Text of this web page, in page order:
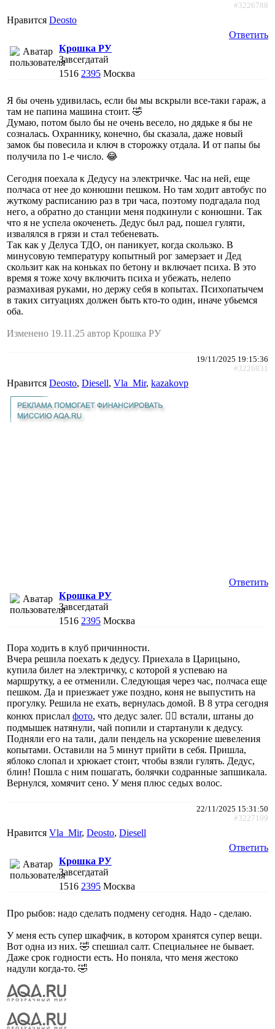
#3226788
Нравится Deosto
Ответить
Крошка РУ
Завсегдатай
1516 2395 Москва
Я бы очень удивилась, если бы мы вскрыли все-таки гараж, а
там не папина машина стоит. 🤣
Думаю, потом было бы не очень весело, но дядьке я бы не
созналась. Охраннику, конечно, бы сказала, даже новый
замок бы повесила и ключ в сторожку отдала. И от папы бы
получила по 1-е число. 😂
Сегодня поехала к Дедусу на электричке. Час на ней, еще
полчаса от нее до конюшни пешком. Но там ходит автобус по
жуткому расписанию раз в три часа, поэтому подгадала под
него, а обратно до станции меня подкинули с конюшни. Так
что я не успела окоченеть. Дедус был рад, пошел гуляти,
извалялся в грязи и стал тебеневать.
Так как у Делуса ТДО, он паникует, когда скользко. В
минусовую температуру копытный рог замерзает и Дед
скользит как на коньках по бетону и включает психа. В это
время я тоже хочу включить психа и убежать, нелепо
размахивая руками, но держу себя в копытах. Психопатычем
в таких ситуациях должен быть кто-то один, иначе убьемся
оба.
Изменено 19.11.25 автор Крошка РУ
19/11/2025 19:15:36
#3226831
Нравится Deosto, Diesell, Vla_Mir, kazakovp
Ответить
Крошка РУ
Завсегдатай
1516 2395 Москва
Пора ходить в клуб причинности.
Вчера решила поехать к дедусу. Приехала в Царицыно,
купила билет на электричку, с которой я успеваю на
маршрутку, а ее отменили. Следующая через час, полчаса еще
пешком. Да и приезжает уже поздно, коня не выпустить на
прогулку. Решила не ехать, вернулась домой. В 8 утра сегодня
конюх прислал фото, что дедус залег. 🤦‍♀️ встали, штаны до
подмышек натянули, чай попили и стартанули к дедусу.
Подняли его на тали, дали пендель на ускорение шевеления
копытами. Оставили на 5 минут прийти в себя. Пришла,
яблоко слопал и хрюкает стоит, чтобы взяли гулять. Дедус,
блин! Пошла с ним пошагать, болячки содранные запшикала.
Вернулся, хомячит сено. У меня плюс седых волос.
22/11/2025 15:31:50
#3227109
Нравится Vla_Mir, Deosto, Diesell
Ответить
Крошка РУ
Завсегдатай
1516 2395 Москва
Про рыбов: надо сделать подмену сегодня. Надо - сделаю.
У меня есть супер шкафчик, в котором хранятся супер вещи.
Вот одна из них. 🤣 спешиал салт. Специальнее не бывает.
Даже срок годности есть. Но поняла, что меня жестоко
надули когда-то. 🤣